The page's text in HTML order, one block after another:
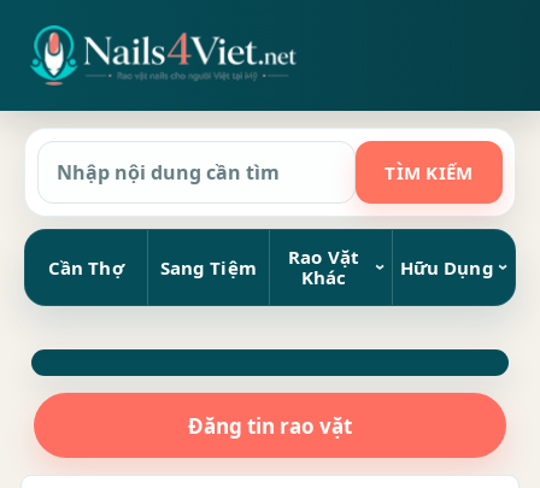
Cần Thợ Sang Tiệm
Rao Vặt
Khác
Hữu Dụng
Đăng tin rao vặt